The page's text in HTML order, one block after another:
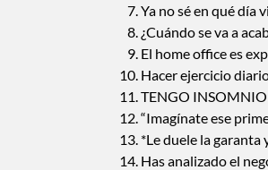
Ya no sé en qué día
¿Cuándo se va a
El home office es
Hacer ejercicio
TENGO INSOMNIO
“Imagínate ese
*Le duele la garanta
Has analizado el